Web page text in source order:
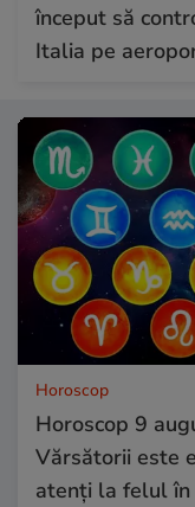
început să
Italia pe
Horoscop
Horoscop 9
Vărsătorii este
atenți la felul în